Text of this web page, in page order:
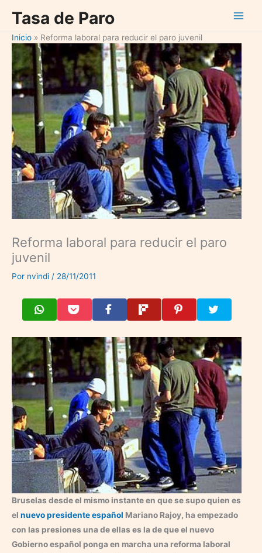
contenido
Tasa de Paro
Inicio Reforma laboral para reducir el paro juvenil
Reforma laboral para reducir el paro
juvenil
Por nvindi / 28/11/2011
Bruselas desde el mismo instante en que se supo quien es
el nuevo presidente español Mariano Rajoy, ha empezado
con las presiones una de ellas es la de que el nuevo
Gobierno español ponga en marcha una reforma laboral